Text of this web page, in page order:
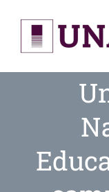
content